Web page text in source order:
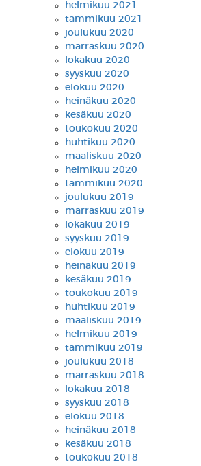
helmikuu 2021
tammikuu 2021
joulukuu 2020
marraskuu 2020
lokakuu 2020
syyskuu 2020
elokuu 2020
heinäkuu 2020
kesäkuu 2020
toukokuu 2020
huhtikuu 2020
maaliskuu 2020
helmikuu 2020
tammikuu 2020
joulukuu 2019
marraskuu 2019
lokakuu 2019
syyskuu 2019
elokuu 2019
heinäkuu 2019
kesäkuu 2019
toukokuu 2019
huhtikuu 2019
maaliskuu 2019
helmikuu 2019
tammikuu 2019
joulukuu 2018
marraskuu 2018
lokakuu 2018
syyskuu 2018
elokuu 2018
heinäkuu 2018
kesäkuu 2018
toukokuu 2018